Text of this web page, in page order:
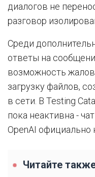
диалогов не
разговор
Среди
ответы на
возможность
загрузку файлов,
в сети. В Testing
пока неактивна -
OpenAI официально
Читайте